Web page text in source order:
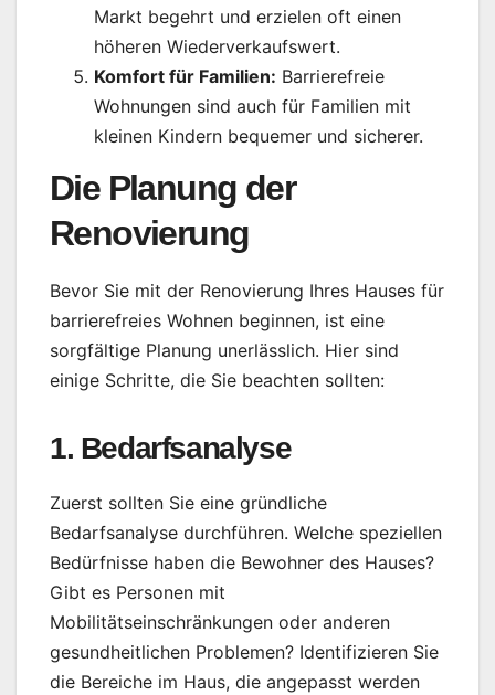
Markt begehrt und erzielen oft einen
höheren Wiederverkaufswert.
Komfort für Familien: Barrierefreie
Wohnungen sind auch für Familien mit
kleinen Kindern bequemer und sicherer.
Die Planung der
Renovierung
Bevor Sie mit der Renovierung Ihres Hauses für
barrierefreies Wohnen beginnen, ist eine
sorgfältige Planung unerlässlich. Hier sind
einige Schritte, die Sie beachten sollten:
1. Bedarfsanalyse
Zuerst sollten Sie eine gründliche
Bedarfsanalyse durchführen. Welche speziellen
Bedürfnisse haben die Bewohner des Hauses?
Gibt es Personen mit
Mobilitätseinschränkungen oder anderen
gesundheitlichen Problemen? Identifizieren Sie
die Bereiche im Haus, die angepasst werden